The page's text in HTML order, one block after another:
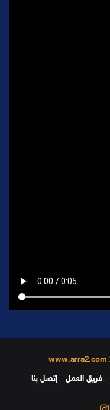
فريق العمل إتصل بنا